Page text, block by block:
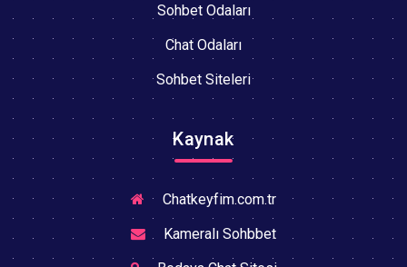
Sohbet Odaları
Chat Odaları
Sohbet Siteleri
Kaynak
Chatkeyfim.com.tr
Kameralı Sohbbet